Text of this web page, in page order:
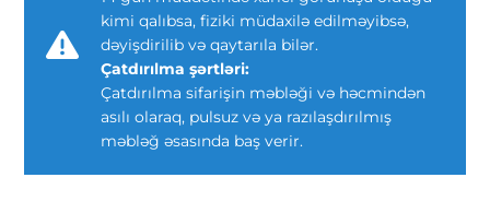
kimi qalıbsa, fiziki müdaxilə edilməyibsə,
dəyişdirilib və qaytarıla bilər.
Çatdırılma şərtləri:
Çatdırılma sifarişin məbləği və həcmindən
asılı olaraq, pulsuz və ya razılaşdırılmış
məbləğ əsasında baş verir.